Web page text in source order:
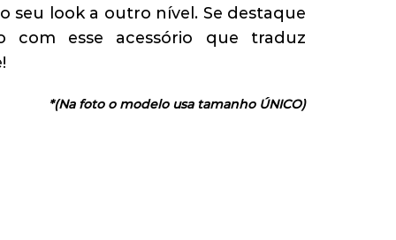
seu look a outro nível. Se destaque
com esse acessório que traduz
*(Na foto o modelo usa tamanho ÚNICO)